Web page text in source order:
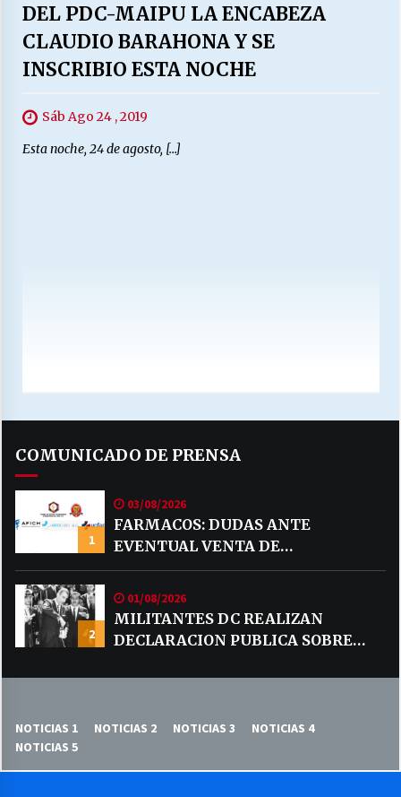
DEL PDC-MAIPU LA ENCABEZA
CLAUDIO BARAHONA Y SE
INSCRIBIO ESTA NOCHE
Sáb Ago 24 , 2019
Esta noche, 24 de agosto, […]
COMUNICADO DE PRENSA
1
03/08/2026
FARMACOS: DUDAS ANTE
EVENTUAL VENTA DE
MEDICAMENTOS POR MERCADO
LIBRE
2
01/08/2026
MILITANTES DC REALIZAN
DECLARACION PUBLICA SOBRE
NOTICIAS 1 NOTICIAS 2 NOTICIAS 3
NOTICIAS 4
NOTICIAS 5